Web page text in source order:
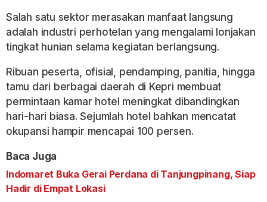
Salah satu sektor merasakan manfaat langsung
adalah industri perhotelan yang mengalami lonjakan
tingkat hunian selama kegiatan berlangsung.
Ribuan peserta, ofisial, pendamping, panitia, hingga
tamu dari berbagai daerah di Kepri membuat
permintaan kamar hotel meningkat dibandingkan
hari-hari biasa. Sejumlah hotel bahkan mencatat
okupansi hampir mencapai 100 persen.
Baca Juga
Indomaret Buka Gerai Perdana di Tanjungpinang, Siap
Hadir di Empat Lokasi